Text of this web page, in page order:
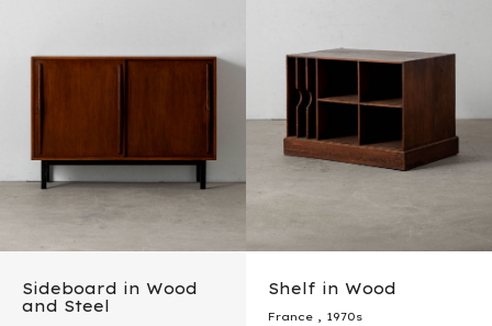
Sideboard in Wood
and Steel
Shelf in Wood
France , 1970s